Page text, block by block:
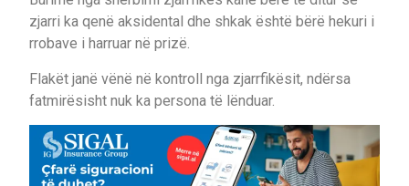
zjarri ka qenë aksidental dhe shkak është bërë hekuri i
rrobave i harruar në prizë.
Flakët janë vënë në kontroll nga zjarrfikësit, ndërsa
fatmirësisht nuk ka persona të lënduar.